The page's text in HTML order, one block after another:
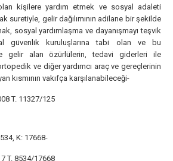
kişilere yardım etmek ve sosyal adaleti
suretiyle, gelir dağılımının adilane bir şekilde
sosyal yardımlaşma ve dayanışmayı teşvik
güvenlik kuruluşlarına tabi olan ve bu
gelir alan özürlülerin, tedavi giderleri ile
ve diğer yardımcı araç ve gereçlerinin
kısmının vakıfça karşılanabileceği-
T. 11327/125
K: 17668-
T. 8534/17668